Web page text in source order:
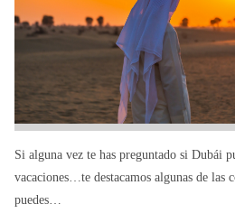
Si alguna vez te has preguntado si Dubái
vacaciones…te destacamos algunas de las
puedes…